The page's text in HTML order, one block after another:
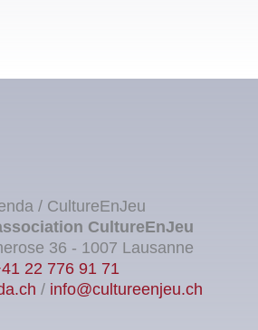
/ CultureEnJeu
CultureEnJeu
36 - 1007 Lausanne
22 776 91 71
/ info@cultureenjeu.ch